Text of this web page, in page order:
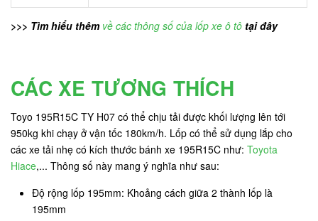
>>> Tìm hiểu thêm về các thông số của lốp xe ô tô tại đây
CÁC XE TƯƠNG THÍCH
Toyo 195R15C TY H07 có thể chịu tải được khối lượng lên tới
950kg khi chạy ở vận tốc 180km/h. Lốp có thể sử dụng lắp cho
các xe tải nhẹ có kích thước bánh xe 195R15C như: Toyota
Hiace,... Thông số này mang ý nghĩa như sau:
Độ rộng lốp 195mm: Khoảng cách giữa 2 thành lốp là
195mm